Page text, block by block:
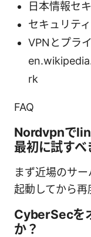
日本情報セ
セキュリテ
VPNとプラ
rk
FAQ
Nordvpnで
最初に試すべ
まず近場のサ
起動してから再
CyberSecを
か？